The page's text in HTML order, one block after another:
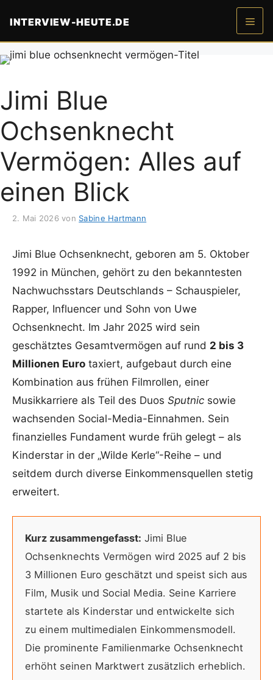
Inhalt
INTERVIEW-HEUTE.DE
Menü
Jimi Blue
Ochsenknecht
Vermögen: Alles auf
einen Blick
2. Mai 2026 von Sabine Hartmann
Jimi Blue Ochsenknecht, geboren am 5. Oktober
1992 in München, gehört zu den bekanntesten
Nachwuchsstars Deutschlands – Schauspieler,
Rapper, Influencer und Sohn von Uwe
Ochsenknecht. Im Jahr 2025 wird sein
geschätztes Gesamtvermögen auf rund 2 bis 3
Millionen Euro taxiert, aufgebaut durch eine
Kombination aus frühen Filmrollen, einer
Musikkarriere als Teil des Duos Sputnic sowie
wachsenden Social-Media-Einnahmen. Sein
finanzielles Fundament wurde früh gelegt – als
Kinderstar in der „Wilde Kerle“-Reihe – und
seitdem durch diverse Einkommensquellen stetig
erweitert.
Kurz zusammengefasst: Jimi Blue
Ochsenknechts Vermögen wird 2025 auf 2 bis
3 Millionen Euro geschätzt und speist sich aus
Film, Musik und Social Media. Seine Karriere
startete als Kinderstar und entwickelte sich
zu einem multimedialen Einkommensmodell.
Die prominente Familienmarke Ochsenknecht
erhöht seinen Marktwert zusätzlich erheblich.